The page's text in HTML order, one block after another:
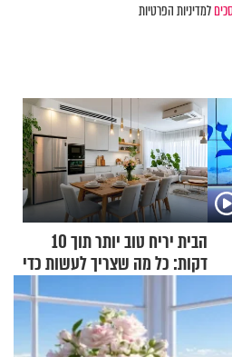
למדיניות הפרטיות
הבית יריח טוב יותר תוך 10
דקות: כל מה שצריך לעשות כדי